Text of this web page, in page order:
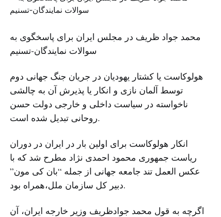
محمد جواد ظریف در مجلس ایران برای پاسخگوی به
سوالات نمایندگان-تسنیم
هولوکاست یا کشتار یهودیان در جریان جنگ جهانى دوم
توسط آلمان نازى و انکار یا پذیرش آن به چالشى
ناخواسته در سیاست داخلى و خارجى دولت حسن
روحانى تبدیل شده است.
انکار هولوکاست براى اولین بار در ایران در دوران
ریاست جمهورى محمود احمدى نژاد مطرح شد که با
عکس العمل تند جامعه جهانى از جمله “بان کى مون”
دبیر کل سازمان ملل،همراه بود.
اگرچه به قول محمد جوادظریف وزیر خارجه ایران، آن